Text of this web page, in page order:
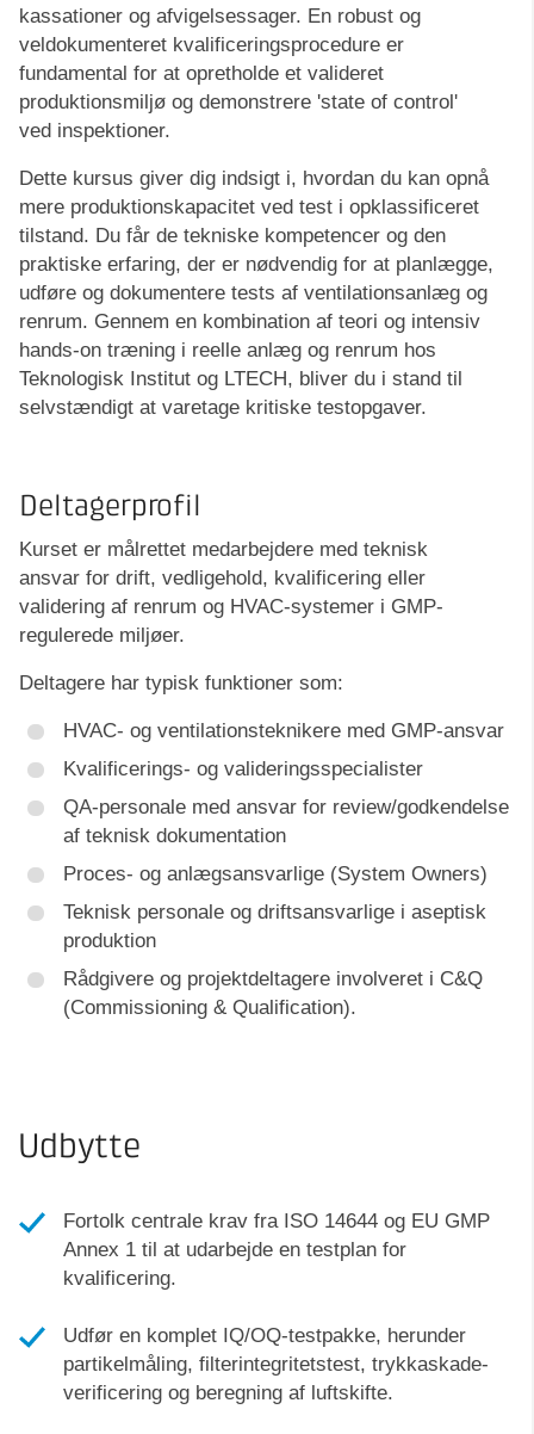
kassationer og afvigelsessager. En robust og
veldokumenteret kvalificeringsprocedure er
fundamental for at opretholde et valideret
produktionsmiljø og demonstrere 'state of control'
ved inspektioner.
Dette kursus giver dig indsigt i, hvordan du kan opnå
mere produktionskapacitet ved test i opklassificeret
tilstand. Du får de tekniske kompetencer og den
praktiske erfaring, der er nødvendig for at planlægge,
udføre og dokumentere tests af ventilationsanlæg og
renrum. Gennem en kombination af teori og intensiv
hands-on træning i reelle anlæg og renrum hos
Teknologisk Institut og LTECH, bliver du i stand til
selvstændigt at varetage kritiske testopgaver.
Deltagerprofil
Kurset er målrettet medarbejdere med teknisk
ansvar for drift, vedligehold, kvalificering eller
validering af renrum og HVAC-systemer i GMP-
regulerede miljøer.
Deltagere har typisk funktioner som:
HVAC- og ventilationsteknikere med GMP-ansvar
Kvalificerings- og valideringsspecialister
QA-personale med ansvar for review/godkendelse
af teknisk dokumentation
Proces- og anlægsansvarlige (System Owners)
Teknisk personale og driftsansvarlige i aseptisk
produktion
Rådgivere og projektdeltagere involveret i C&Q
(Commissioning & Qualification).
Udbytte
Fortolk centrale krav fra ISO 14644 og EU GMP
Annex 1 til at udarbejde en testplan for
kvalificering.
Udfør en komplet IQ/OQ-testpakke, herunder
partikelmåling, filterintegritetstest, trykkaskade-
verificering og beregning af luftskifte.